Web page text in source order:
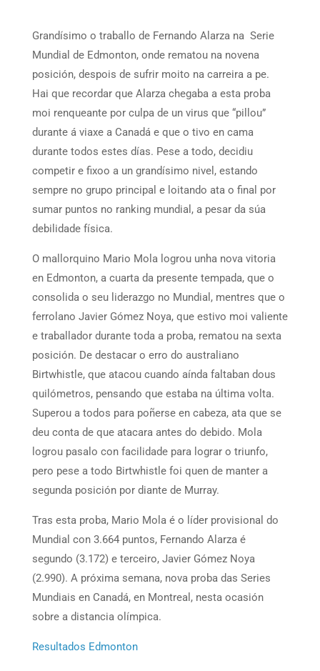
Grandísimo o traballo de Fernando Alarza na Serie
Mundial de Edmonton, onde rematou na novena
posición, despois de sufrir moito na carreira a pe.
Hai que recordar que Alarza chegaba a esta proba
moi renqueante por culpa de un virus que “pillou”
durante á viaxe a Canadá e que o tivo en cama
durante todos estes días. Pese a todo, decidiu
competir e fixoo a un grandísimo nivel, estando
sempre no grupo principal e loitando ata o final por
sumar puntos no ranking mundial, a pesar da súa
debilidade física.
O mallorquino Mario Mola logrou unha nova vitoria
en Edmonton, a cuarta da presente tempada, que o
consolida o seu liderazgo no Mundial, mentres que o
ferrolano Javier Gómez Noya, que estivo moi valiente
e traballador durante toda a proba, rematou na sexta
posición. De destacar o erro do australiano
Birtwhistle, que atacou cuando aínda faltaban dous
quilómetros, pensando que estaba na última volta.
Superou a todos para poñerse en cabeza, ata que se
deu conta de que atacara antes do debido. Mola
logrou pasalo con facilidade para lograr o triunfo,
pero pese a todo Birtwhistle foi quen de manter a
segunda posición por diante de Murray.
Tras esta proba, Mario Mola é o líder provisional do
Mundial con 3.664 puntos, Fernando Alarza é
segundo (3.172) e terceiro, Javier Gómez Noya
(2.990). A próxima semana, nova proba das Series
Mundiais en Canadá, en Montreal, nesta ocasión
sobre a distancia olímpica.
Resultados Edmonton